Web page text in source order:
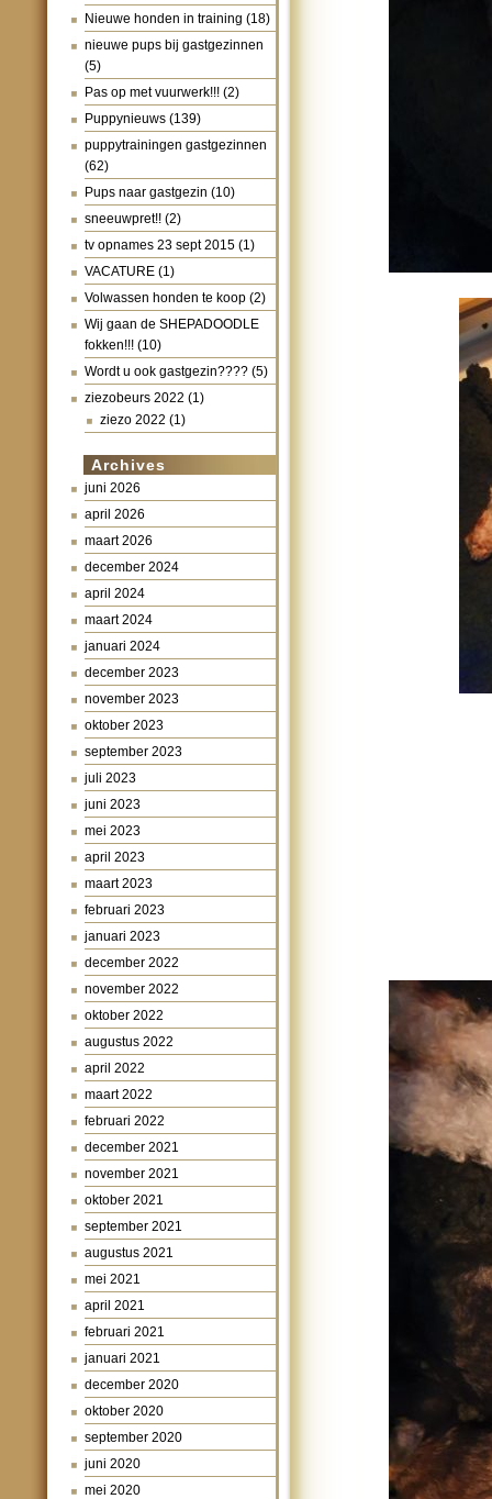
Nieuwe honden in training (18)
nieuwe pups bij gastgezinnen
(5)
Pas op met vuurwerk!!! (2)
Puppynieuws (139)
puppytrainingen gastgezinnen
(62)
Pups naar gastgezin (10)
sneeuwpret!! (2)
tv opnames 23 sept 2015 (1)
VACATURE (1)
Volwassen honden te koop (2)
Wij gaan de SHEPADOODLE
fokken!!! (10)
Wordt u ook gastgezin???? (5)
ziezobeurs 2022 (1)
ziezo 2022 (1)
Archives
juni 2026
april 2026
maart 2026
december 2024
april 2024
maart 2024
januari 2024
december 2023
november 2023
oktober 2023
september 2023
juli 2023
juni 2023
mei 2023
april 2023
maart 2023
februari 2023
januari 2023
december 2022
november 2022
oktober 2022
augustus 2022
april 2022
maart 2022
februari 2022
december 2021
november 2021
oktober 2021
september 2021
augustus 2021
mei 2021
april 2021
februari 2021
januari 2021
december 2020
oktober 2020
september 2020
juni 2020
mei 2020